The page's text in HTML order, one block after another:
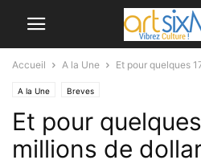
Accueil A la Une Et pour quelques
A la Une Breves
Et pour
millions de